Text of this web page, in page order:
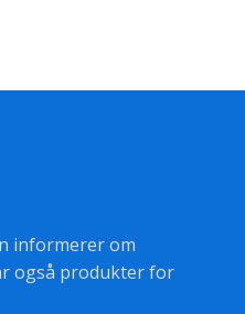
informerer om
også produkter for